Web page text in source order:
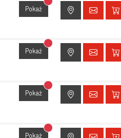
Pokaż Brak dostępu do lokalizacji
Pokaż Brak dostępu do lokalizacji
Pokaż Brak dostępu do lokalizacji
Pokaż Brak dostępu do lokalizacji